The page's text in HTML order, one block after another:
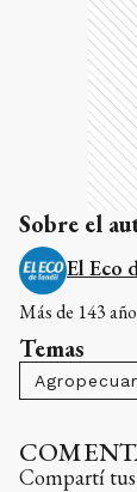
Sobre el
El Eco
Más de 143
Temas
Compartí tus